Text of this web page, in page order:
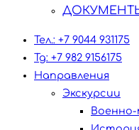
Тел.: +7 9044 931175
Tg: +7 982 9156175
Направления
Экскурсии